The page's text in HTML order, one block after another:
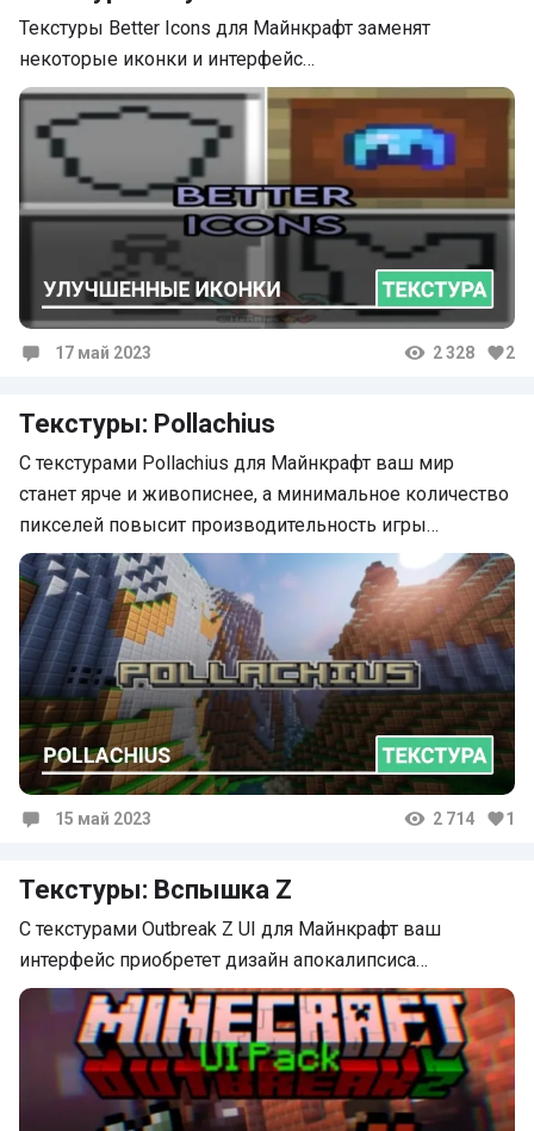
Текстуры Better Icons для Майнкрафт заменят
некоторые иконки и интерфейс…
17 май 2023 2 328 2
Текстуры: Pollachius
С текстурами Pollachius для Майнкрафт ваш мир
станет ярче и живописнее, а минимальное количество
пикселей повысит производительность игры…
15 май 2023 2 714 1
Текстуры: Вспышка Z
С текстурами Outbreak Z UI для Майнкрафт ваш
интерфейс приобретет дизайн апокалипсиса…